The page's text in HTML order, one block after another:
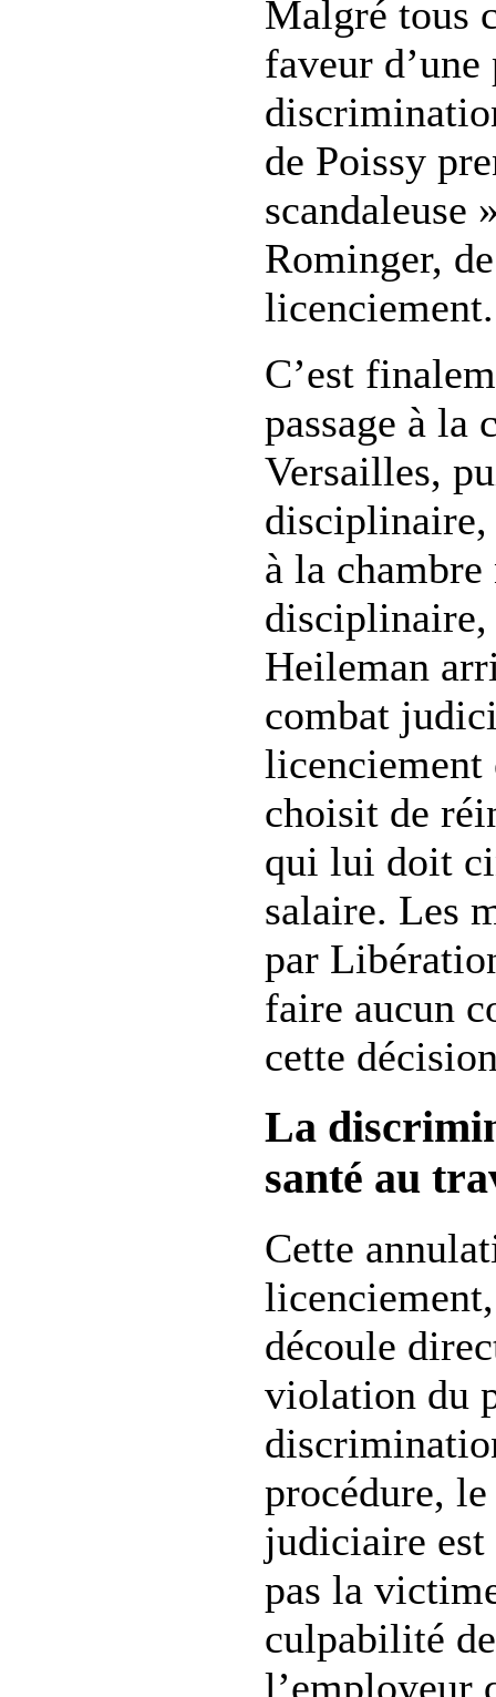
Malgré tous
faveur
de Poissy
scandaleuse
Rominger,
licenciement.
C’est
passage à la
Versailles,
disciplinaire,
à la
disciplinaire,
Heileman
combat
licenciement
choisit de
qui lui doit
salaire. Les
par
faire aucun
cette
La
santé au
Cette
découle
violation du
procédure, le
judiciaire est
pas la
culpabilité
l’employeur